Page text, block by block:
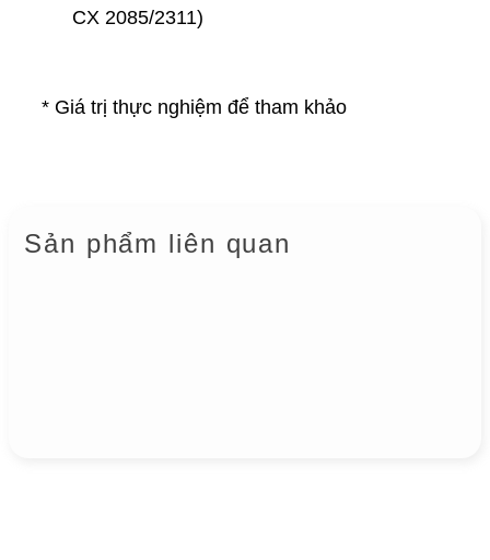
CX 2085/2311)
* Giá trị thực nghiệm để tham khảo
Sản phẩm liên quan